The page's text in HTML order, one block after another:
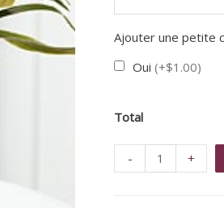
Ajouter une petite
Oui (+$1.00)
Total
-
quantité
de
+